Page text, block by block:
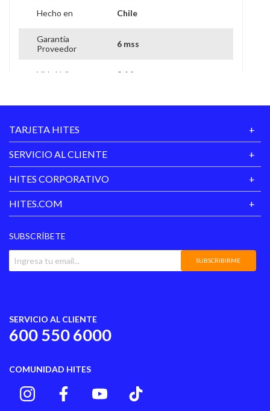
Hecho en Chile
Garantía
Proveedor
6 mss
Vida Util 2 Años
TARJETA HITES
SERVICIO AL CLIENTE
HITES CORPORATIVO
HITES.COM
SUBSCRÍBETE
SUBSCRIBIRME
SERVICIO AL CLIENTE
600 550 6000
COMUNIDAD HITES